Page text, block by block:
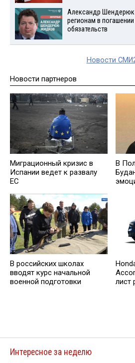
Александр
регионам в
обязательств
Новости
Новости партнеров
Миграционный кризис в
Испании ведет к развалу
ЕС
В
В российских школах
вводят курс начальной
военной подготовки
лист
Интересное за неделю